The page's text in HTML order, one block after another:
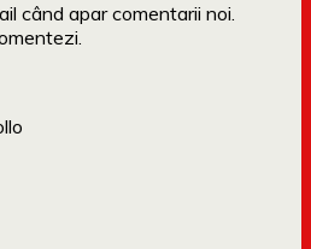
când apar comentarii noi.